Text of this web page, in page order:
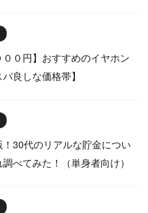
００円】おすすめのイヤホン
良しな価格帯】
30代のリアルな貯金につい
べてみた！（単身者向け）